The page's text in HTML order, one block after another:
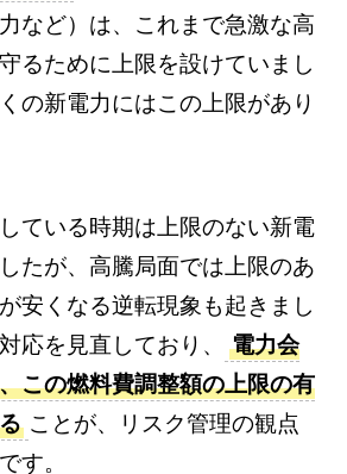
など）は、これまで急激な高
るために上限を設けていまし
の新電力にはこの上限があり
ている時期は上限のない新電
たが、高騰局面では上限のあ
安くなる逆転現象も起きまし
応を見直しており、
電力会
この燃料費調整額の上限の有
ことが、リスク管理の観点
す。